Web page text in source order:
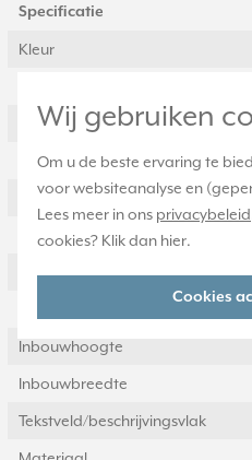
Wij gebruiken
Om u de beste ervaring te
voor websiteanalyse en
Lees meer in ons privacybeleid
cookies? Klik dan hier.
Cookies
Specificatie
Kleur
Halogeenvrij
Hoogte
Diepte
Aantal eenheden
Met klapdeksel
Inbouwhoogte
Inbouwbreedte
Tekstveld/beschrijvingsvlak